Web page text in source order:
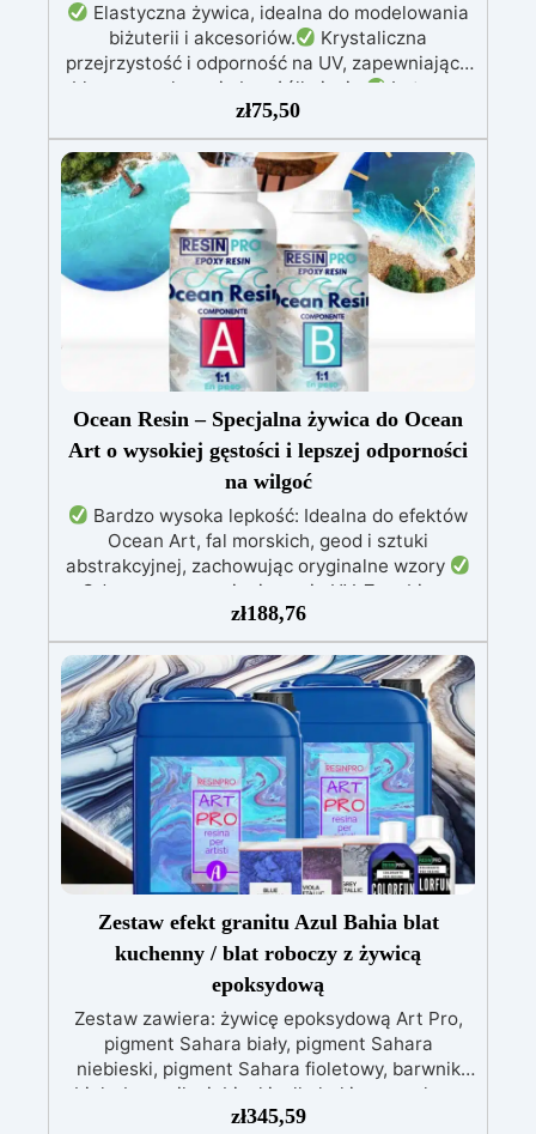
Elastyczna żywica, idealna do modelowania
biżuterii i akcesoriów.
Krystaliczna
przejrzystość i odporność na UV, zapewniające
błyszczące kreacje bez żółknięcia.
Łatwa w
użyciu – proporcja mieszania 1:1 i długi czas
obróbki dla precyzyjnych detali.
Kompatybilna z barwnikami w paście i proszku,
umożliwiając nieskończone możliwości
personalizacji.
Bezpieczna i certyfikowana –
BPA Free, bez rozpuszczalników i
bezzapachowa, wyprodukowana w 100% we
Włoszech.
zł75,50
Ocean Resin – Specjalna żywica do Ocean
Art o wysokiej gęstości i lepszej odporności
na wilgoć
Bardzo wysoka lepkość: Idealna do efektów
Ocean Art, fal morskich, geod i sztuki
abstrakcyjnej, zachowując oryginalne wzory
Odporna na promieniowanie UV: Zapobiega
żółknięciu i utrzymuje intensywne kolory przez
długi czas
Dostosowana do wysokiej
wilgotności: Zapewnia zawsze błyszczące i
trwałe rezultaty
Błyszcząca,
samopoziomująca, bezzapachowa i
bezrozpuszczalnikowa: Bezpieczna po
utwardzeniu
Idealna do powłok ochronnych,
paneli artystycznych i obrazów: Przekształca
każdy projekt w dzieło sztuki
zł188,76
Zestaw efekt granitu Azul Bahia blat
kuchenny / blat roboczy z żywicą
epoksydową
Zestaw zawiera: żywicę epoksydową Art Pro,
pigment Sahara biały, pigment Sahara
niebieski, pigment Sahara fioletowy, barwnik
biały, barwnik niebieski, alkohol izopropylowy
99,9% Zestaw efekt granitu Azul Bahia do
zł345,59